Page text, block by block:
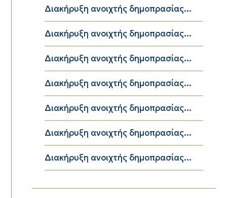
Διακήρυξη ανοιχτής δημοπρασίας...
Διακήρυξη ανοιχτής δημοπρασίας...
Διακήρυξη ανοιχτής δημοπρασίας...
Διακήρυξη ανοιχτής δημοπρασίας...
Διακήρυξη ανοιχτής δημοπρασίας...
Διακήρυξη ανοιχτής δημοπρασίας...
Διακήρυξη ανοιχτής δημοπρασίας...